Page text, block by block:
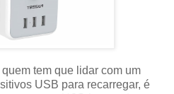
tem que lidar com um
USB para recarregar, é